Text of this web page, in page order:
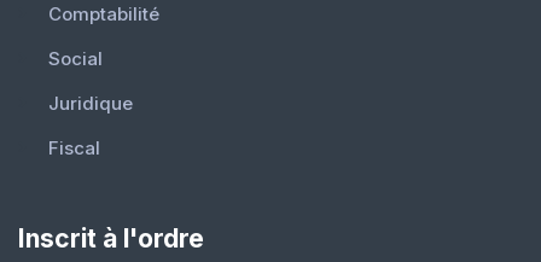
Comptabilité
Social
Juridique
Fiscal
Inscrit à l'ordre